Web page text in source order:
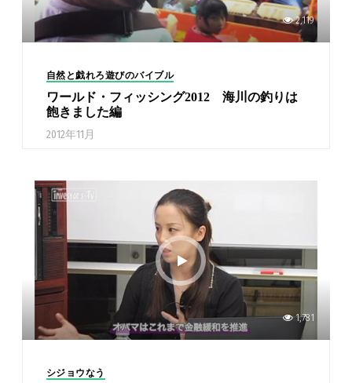
2,119
自然と戯れろ遊びのバイブル
ワールド・フィッシング2012 海川の釣りは
飽きました編
2012年11月
1,781
シジョウなう